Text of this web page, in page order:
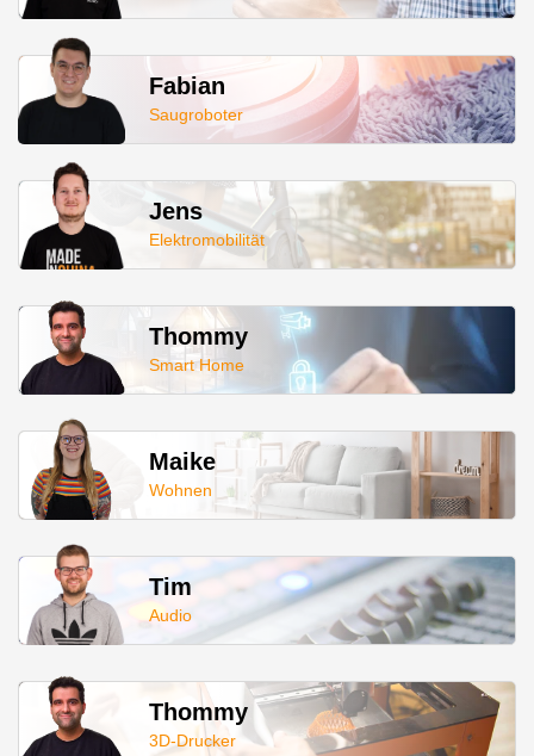
Fabian
Saugroboter
Jens
Elektromobilität
Thommy
Smart Home
Maike
Wohnen
Tim
Audio
Thommy
3D-Drucker